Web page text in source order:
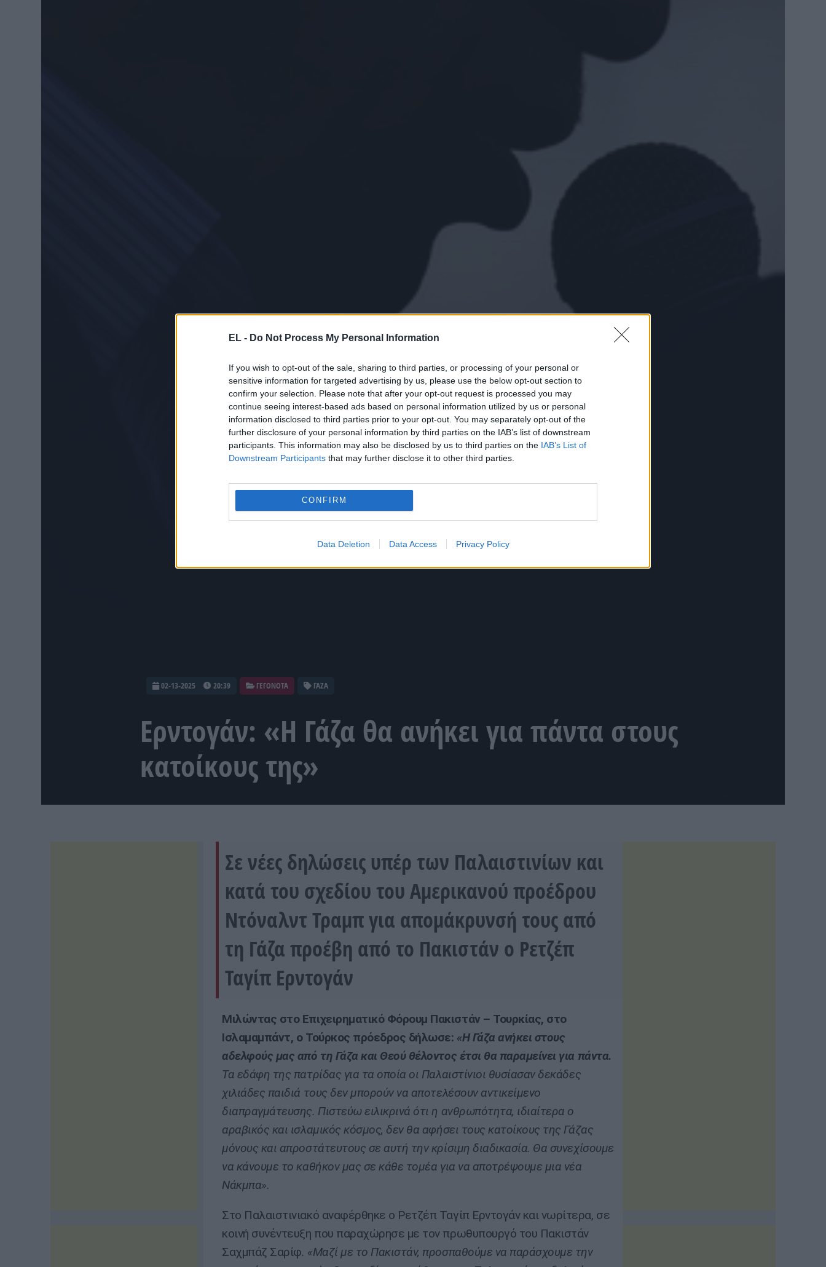
EL - Do Not Process My Personal Information
If you wish to opt-out of the sale, sharing to third parties, or processing of your personal or
sensitive information for targeted advertising by us, please use the below opt-out section to
confirm your selection. Please note that after your opt-out request is processed you may
continue seeing interest-based ads based on personal information utilized by us or personal
information disclosed to third parties prior to your opt-out. You may separately opt-out of the
further disclosure of your personal information by third parties on the IAB’s list of downstream
participants. This information may also be disclosed by us to third parties on the IAB’s List of
Downstream Participants that may further disclose it to other third parties.
CONFIRM
Data Deletion Data Access Privacy Policy
02-13-2025 20:39 ΓΕΓΟΝΟΤΑ ΓΑΖΑ
Ερντογάν: «Η Γάζα θα ανήκει για πάντα στους
κατοίκους της»
Σε νέες δηλώσεις υπέρ των Παλαιστινίων και
κατά του σχεδίου του Αμερικανού προέδρου
Ντόναλντ Τραμπ για απομάκρυνσή τους από
τη Γάζα προέβη από το Πακιστάν ο Ρετζέπ
Ταγίπ Ερντογάν
Μιλώντας στο Επιχειρηματικό Φόρουμ Πακιστάν – Τουρκίας, στο
Ισλαμαμπάντ, ο Τούρκος πρόεδρος δήλωσε: «Η Γάζα ανήκει στους
αδελφούς μας από τη Γάζα και Θεού θέλοντος έτσι θα παραμείνει για πάντα.
Τα εδάφη της πατρίδας για τα οποία οι Παλαιστίνιοι θυσίασαν δεκάδες
χιλιάδες παιδιά τους δεν μπορούν να αποτελέσουν αντικείμενο
διαπραγμάτευσης. Πιστεύω ειλικρινά ότι η ανθρωπότητα, ιδιαίτερα ο
αραβικός και ισλαμικός κόσμος, δεν θα αφήσει τους κατοίκους της Γάζας
μόνους και απροστάτευτους σε αυτή την κρίσιμη διαδικασία. Θα συνεχίσουμε
να κάνουμε το καθήκον μας σε κάθε τομέα για να αποτρέψουμε μια νέα
Νάκμπα».
Στο Παλαιστινιακό αναφέρθηκε ο Ρετζέπ Ταγίπ Ερντογάν και νωρίτερα, σε
κοινή συνέντευξη που παραχώρησε με τον πρωθυπουργό του Πακιστάν
Σαχμπάζ Σαρίφ. «Μαζί με το Πακιστάν, προσπαθούμε να παράσχουμε την